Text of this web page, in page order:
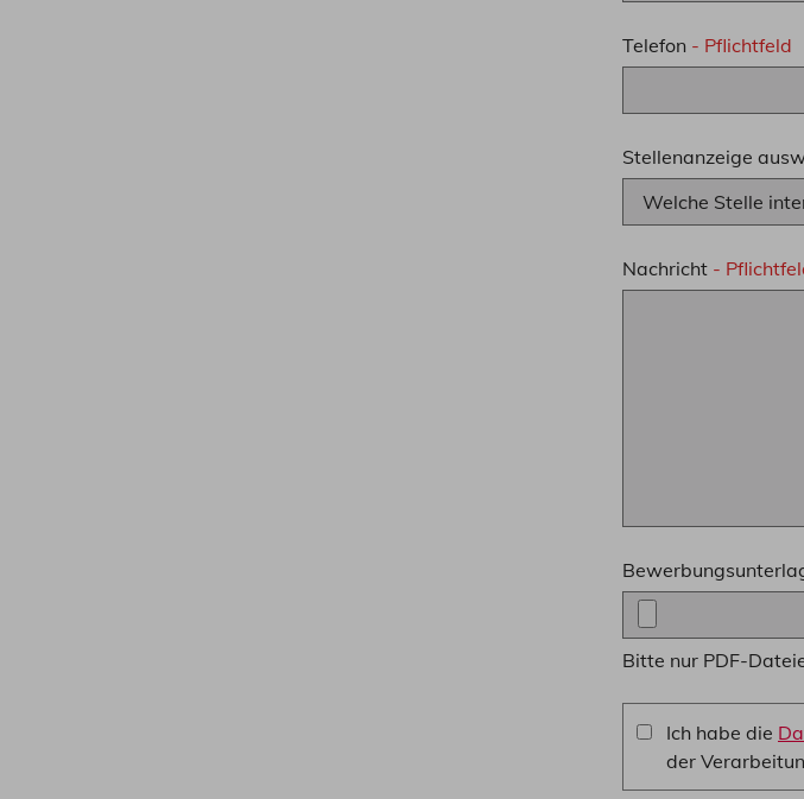
Telefon - Pflichtfeld
Stellenanzeige
Nachricht -
Bitte nur PDF-
Ich habe die
der